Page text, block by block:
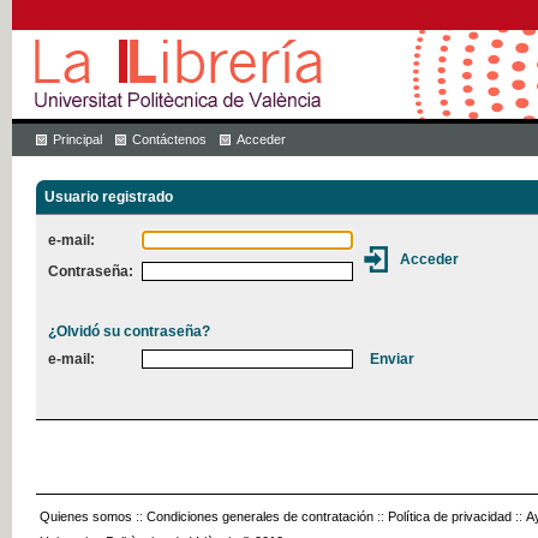
Principal Contáctenos Acceder
Usuario registrado
e-mail:
Contraseña:
¿Olvidó su contraseña?
e-mail:
Quienes somos :: Condiciones generales de contratación :: Política de privacidad ::